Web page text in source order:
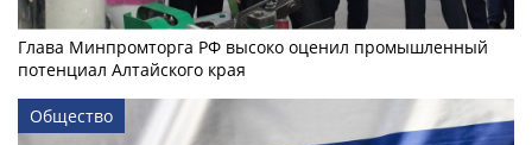
Глава Минпромторга РФ высоко оценил промышленный
потенциал Алтайского края
Общество